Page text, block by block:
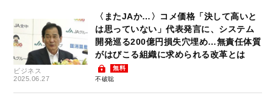
ビジネス
2025.06.27
〈またJAか…〉コメ価格「決して高いと
は思っていない」代表発言に、システム
開発巡る200億円損失穴埋め…無責任体質
がはびこる組織に求められる改革とは
無料
不破聡